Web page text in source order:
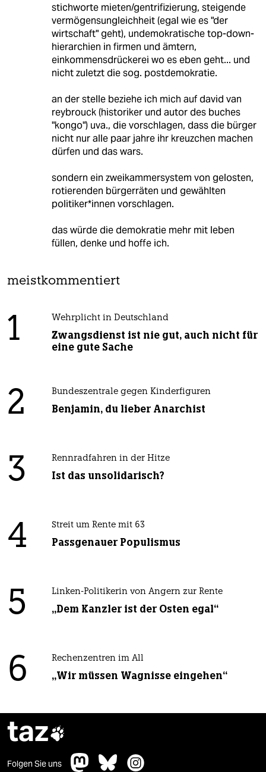
stichworte mieten/gentrifizierung, steigende
vermögensungleichheit (egal wie es "der
wirtschaft" geht), undemokratische top-down-
hierarchien in firmen und ämtern,
einkommensdrückerei wo es eben geht... und
nicht zuletzt die sog. postdemokratie.
an der stelle beziehe ich mich auf david van
reybrouck (historiker und autor des buches
"kongo") uva., die vorschlagen, dass die bürger
nicht nur alle paar jahre ihr kreuzchen machen
dürfen und das wars.
sondern ein zweikammersystem von gelosten,
rotierenden bürgerräten und gewählten
politiker*innen vorschlagen.
das würde die demokratie mehr mit leben
füllen, denke und hoffe ich.
meistkommentiert
1 Wehrplicht in Deutschland
Zwangsdienst ist nie gut, auch nicht für
eine gute Sache
2 Bundeszentrale gegen Kinderfiguren
Benjamin, du lieber Anarchist
3 Rennradfahren in der Hitze
Ist das unsolidarisch?
4 Streit um Rente mit 63
Passgenauer Populismus
5 Linken-Politikerin von Angern zur Rente
„Dem Kanzler ist der Osten egal“
6 Rechenzentren im All
„Wir müssen Wagnisse eingehen“
taz
Folgen Sie uns